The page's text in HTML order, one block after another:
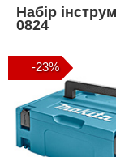
Набір
0824
-23%